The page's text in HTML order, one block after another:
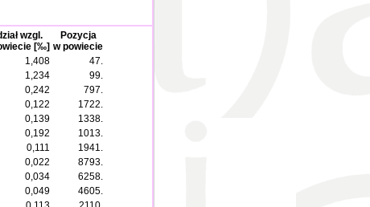
wzgl.
[‰]
Pozycja
w powiecie
1,408
47.
1,234
99.
0,242
797.
0,122
1722.
0,139
1338.
0,192
1013.
0,111
1941.
0,022
8793.
0,034
6258.
0,049
4605.